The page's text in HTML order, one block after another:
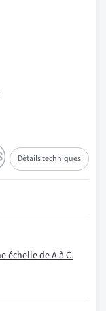
Détails techniques